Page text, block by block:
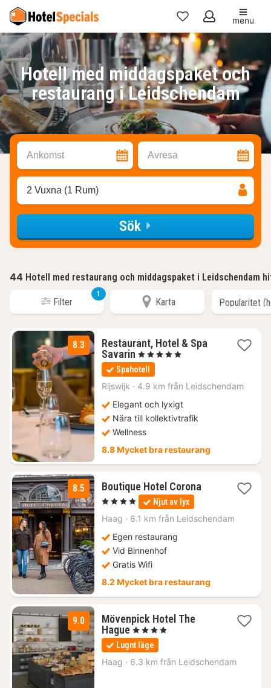
Mina
favoriter
menu
Hotell med middagspaket och
restaurang i Leidschendam
Ankomst Avresa
2 Vuxna (1 Rum)
Sök
44 Hotell med restaurang och middagspaket i Leidschendam
Filter
1
Karta
8.3
Restaurant, Hotel & Spa
Savarin 1
natt
från
1718
, 5 Stjärnor
Spahotell
Rijswijk · 4.9 km från Leidschendam
Elegant och lyxigt
Nära till kollektivtrafik
Wellness
8.8 Mycket bra restaurang
8.5 Boutique Hotel Corona1
1320
, 4 Stjärnor Njut av lyx
Haag · 6.1 km från Leidschendam
Egen restaurang
Vid Binnenhof
Gratis Wifi
8.2 Mycket bra restaurang
9.0
Mövenpick Hotel The
Hague1
natt
från
1440
, 4 Stjärnor
Lugnt läge
Haag · 6.3 km från Leidschendam